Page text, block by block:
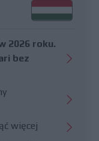
2026 roku.
bez
więcej